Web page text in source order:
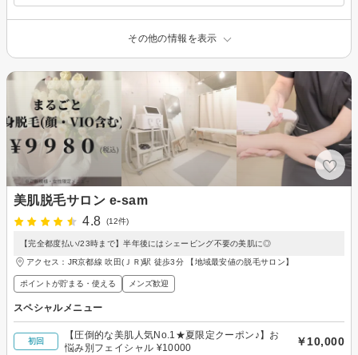
その他の情報を表示
美肌脱毛サロン e-sam
4.8
(12件)
【完全都度払い/23時まで】半年後にはシェービング不要の美肌に◎
アクセス：JR京都線 吹田(ＪＲ)駅 徒歩3分 【地域最安値の脱毛サロン】
ポイントが貯まる・使える メンズ歓迎
スペシャルメニュー
初回
【圧倒的な美肌人気No.1★夏限定クーポン♪】お
悩み別フェイシャル ¥10000
￥10,000